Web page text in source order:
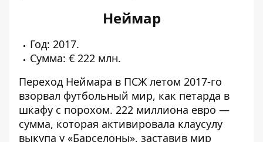
Неймар
Год: 2017.
Сумма: € 222 млн.
Переход Неймара в ПСЖ летом 2017-го
взорвал футбольный мир, как петарда в
шкафу с порохом. 222 миллиона евро —
сумма, которая активировала клаусулу
выкупа у «Барселоны», заставив мир